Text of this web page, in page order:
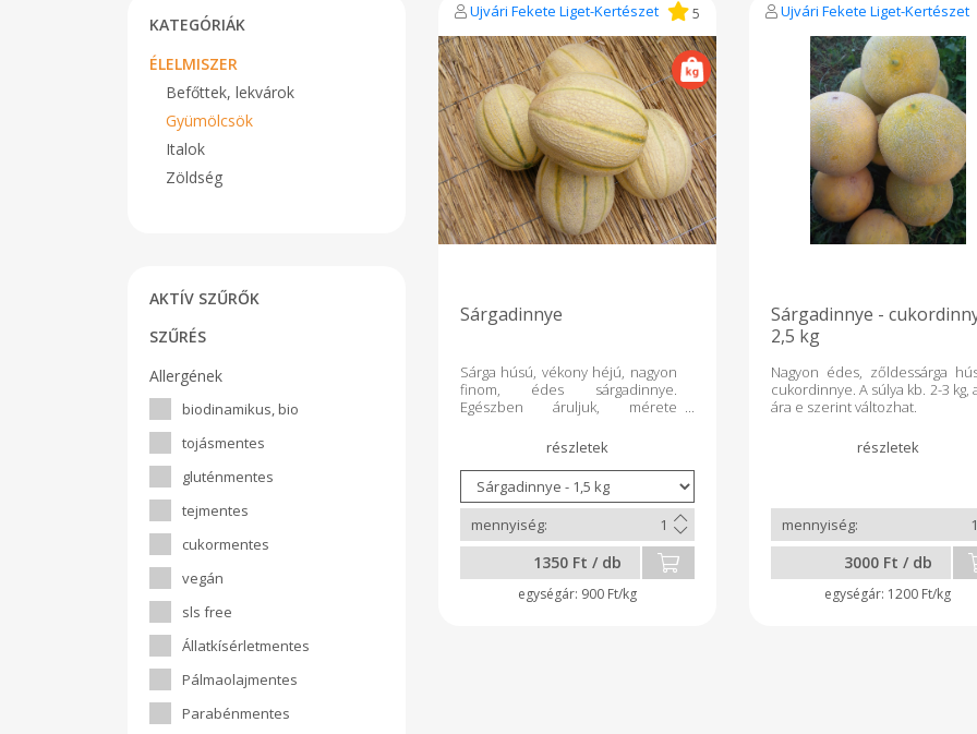
KATEGÓRIÁK
ÉLELMISZER
Befőttek, lekvárok
Gyümölcsök
Italok
Zöldség
AKTÍV SZŰRŐK
SZŰRÉS
Allergének
biodinamikus, bio
tojásmentes
gluténmentes
tejmentes
cukormentes
vegán
sls free
Állatkísérletmentes
Pálmaolajmentes
Parabénmentes
Ujvári Fekete Liget-Kertészet 5
Sárgadinnye
Sárga húsú, vékony héjú, nagyon
finom, édes sárgadinnye.
Egészben áruljuk, mérete
1 db kb. 1-3 kg változik.
1350 Ft / db
900 Ft/kg
Ujvári Fekete Liget-Kertészet
Sárgadinnye -
2,5 kg
Nagyon édes, zőldessárga
cukordinnye. A súlya kb. 2-3 kg,
ára e szerint változhat.
3000 Ft / db
1200 Ft/kg